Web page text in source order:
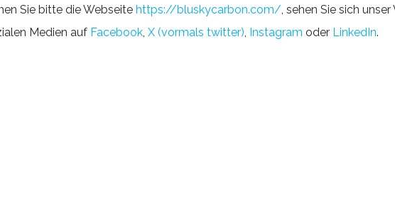
Sie bitte die Webseite https://bluskycarbon.com/, sehen Sie sich
Medien auf Facebook, X (vormals twitter), Instagram oder LinkedIn.